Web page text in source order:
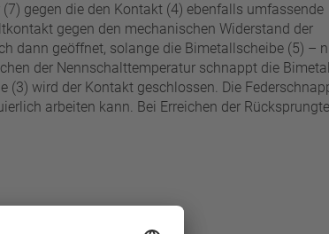
gegen die den Kontakt (4) ebenfalls umfassende
gegen den mechanischen Widerstand der
dann geöffnet, solange die Bimetallscheibe (5) –
der Nennschalttemperatur schnappt die
wird der Kontakt geschlossen. Die
arbeiten kann. Bei Erreichen der